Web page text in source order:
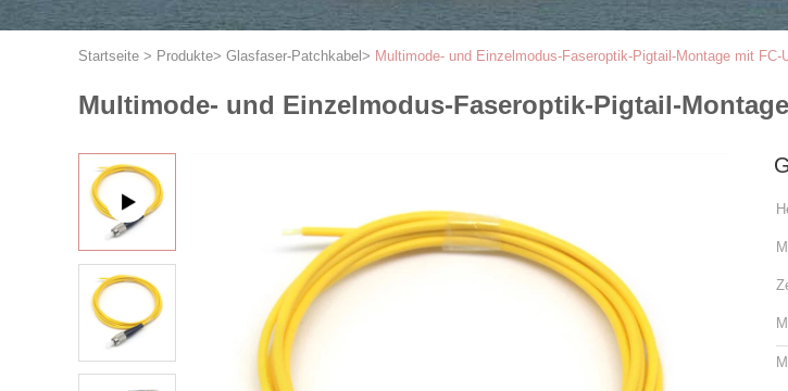
Startseite > Produkte> Glasfaser-Patchkabel > Multimode- und Einzelmodus-Faseroptik-Pigtail-Montage mit FC-
Multimode- und Einzelmodus-Faseroptik-Pigtail-